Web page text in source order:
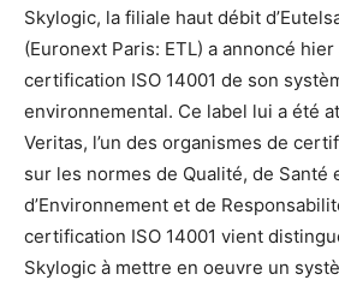
Skylogic, la filiale haut débit
(Euronext Paris: ETL) a annoncé
certification ISO 14001 de son
environnemental. Ce label lui a été
Veritas, l’un des organismes de
sur les normes de Qualité, de Santé
d’Environnement et de
certification ISO 14001 vient
Skylogic à mettre en oeuvre un